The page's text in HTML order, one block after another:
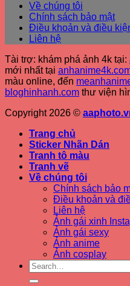
Về chúng tôi
Chính sách bảo mật
Điều khoản và điều
Liên hệ
Tài trợ: khám phá ảnh 4k tại:
mới nhất tại
màu online, đến
bloghinhanh.com thư viện
Copyright 2026 ©
Trang chủ
Sticker Nhãn Dán
Tranh tô màu
Tranh vẽ
Về chúng tôi
Chính sách bảo
Điều khoản và
Liên hệ
Ảnh gái xinh
Ảnh gái sexy
Ảnh anime
Ảnh cosplay